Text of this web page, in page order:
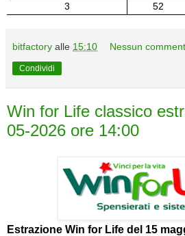
3
52
bitfactory alle 15:10 Nessun
Condividi
Win for Life classico
05-2026 ore 14:00
Estrazione Win for Life del 15